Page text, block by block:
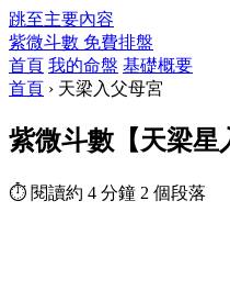
跳至主要內容
紫微斗數 免費排盤
首頁 我的命盤 基礎概要
首頁 › 天梁入父母宮
紫微斗數【天梁星
⏱ 閱讀約 4 分鐘 2 個段落